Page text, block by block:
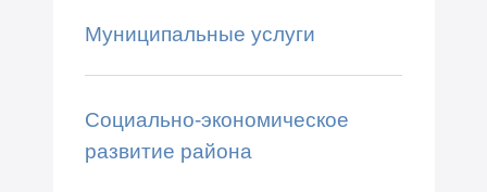
Муниципальные услуги
Социально-экономическое
развитие района